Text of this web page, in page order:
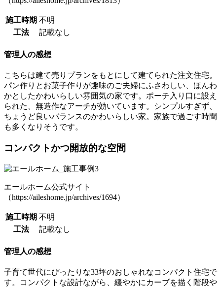
施工時期 不明
工法
記載なし
管理人の感想
こちらは建て売りプランをもとにして建てられた注文住宅。
パン作りとお菓子作りが趣味のご夫婦にふさわしい、ほんわ
かとしたかわいらしい雰囲気の家です。ポーチ入り口に設え
られた、無造作なアーチが効いています。シンプルすぎず、
ちょうど良いバランスのかわいらしい家。家族で過ごす時間
も多くなりそうです。
コンパクトかつ開放的な空間
エールホーム公式サイト
（https://aileshome.jp/archives/1694）
施工時期 不明
工法
記載なし
管理人の感想
子育て世代にぴったりな33坪のおしゃれなコンパクト住宅で
す。コンパクトな設計ながら、緩やかにカーブを描く階段や